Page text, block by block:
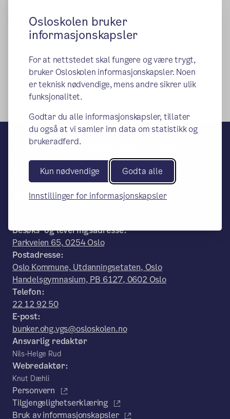
Osloskolen bruker
informasjonskapsler
For at nettstedet skal fungere og være trygt,
bruker Osloskolen informasjonskapsler. Noen
er teknisk nødvendige, mens andre sikrer ulik
funksjonalitet.
Godtar du alle informasjonskapsler, tillater
du også at vi samler inn data om statistikk og
brukeradferd.
Kun nødvendige Godta alle
Innstillinger for informasjonskapsler
allment historieinteressert publikum.
Publisert: 10.05.2022
Okkupasjonshistorisk
utstilling ved Oslo
Handelsgymnasium
Besøks- og leveringsadresse:
Parkveien 65, 0254 Oslo
Postadresse:
Oslo Kommune, Utdanningsetaten, Oslo
Handelsgymnasium, PB 6127, 0602 Oslo
Telefon:
22 12 92 50
E-post:
bunker.ohg.vgs@osloskolen.no
Ansvarlig redaktør
Nils-Helge Rud
Webredaktør:
Knut Dæhli
Personvern
Tilgjengelighetserklæring
Bruk av informasjonskapsler